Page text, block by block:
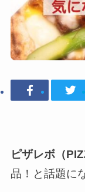
ピザレボ（
品！と話題に